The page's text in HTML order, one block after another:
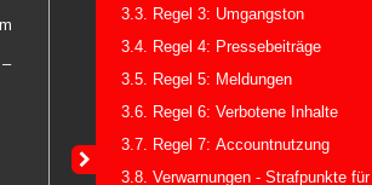
3.3. Regel 3: Umgangston
3.4. Regel 4: Pressebeiträge
3.5. Regel 5: Meldungen
3.6. Regel 6: Verbotene Inhalte
3.7. Regel 7: Accountnutzung
3.8. Verwarnungen - Strafpunkte für